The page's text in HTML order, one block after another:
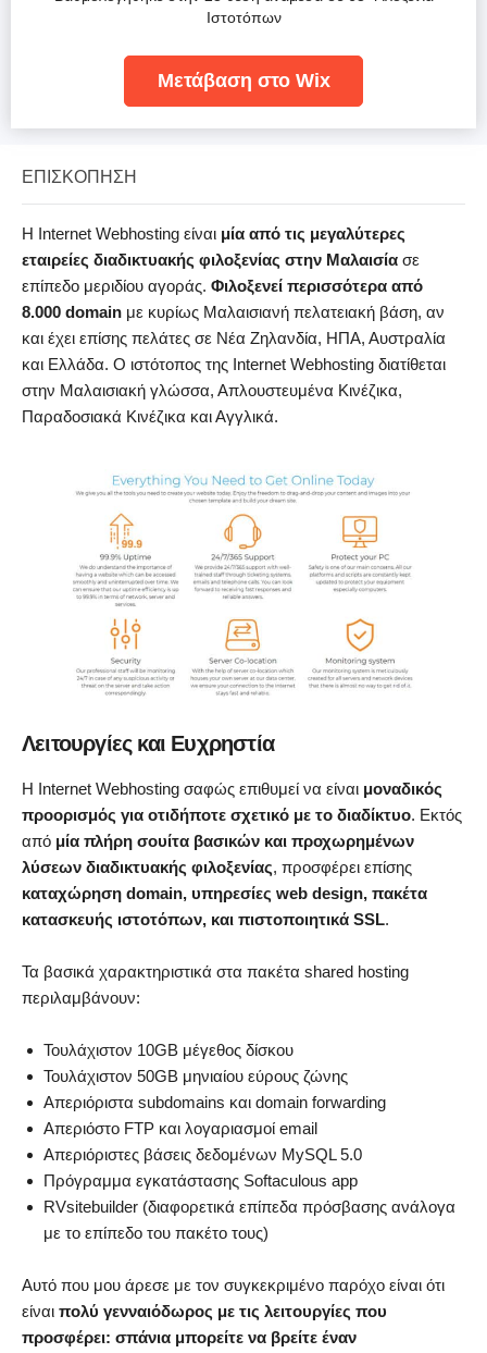
Ιστοτόπων
Μετάβαση στο Wix
ΕΠΙΣΚΌΠΗΣΗ
Η Internet Webhosting είναι μία από τις μεγαλύτερες
εταιρείες διαδικτυακής φιλοξενίας στην Μαλαισία σε
επίπεδο μεριδίου αγοράς. Φιλοξενεί περισσότερα από
8.000 domain με κυρίως Μαλαισιανή πελατειακή βάση, αν
και έχει επίσης πελάτες σε Νέα Ζηλανδία, ΗΠΑ, Αυστραλία
και Ελλάδα. Ο ιστότοπος της Internet Webhosting διατίθεται
στην Μαλαισιακή γλώσσα, Απλουστευμένα Κινέζικα,
Παραδοσιακά Κινέζικα και Αγγλικά.
Λειτουργίες και Ευχρηστία
Η Internet Webhosting σαφώς επιθυμεί να είναι μοναδικός
προορισμός για οτιδήποτε σχετικό με το διαδίκτυο. Εκτός
από μία πλήρη σουίτα βασικών και προχωρημένων
λύσεων διαδικτυακής φιλοξενίας, προσφέρει επίσης
καταχώρηση domain, υπηρεσίες web design, πακέτα
κατασκευής ιστοτόπων, και πιστοποιητικά SSL.
Τα βασικά χαρακτηριστικά στα πακέτα shared hosting
περιλαμβάνουν:
Τουλάχιστον 10GB μέγεθος δίσκου
Τουλάχιστον 50GB μηνιαίου εύρους ζώνης
Απεριόριστα subdomains και domain forwarding
Απεριόστο FTP και λογαριασμοί email
Απεριόριστες βάσεις δεδομένων MySQL 5.0
Πρόγραμμα εγκατάστασης Softaculous app
RVsitebuilder (διαφορετικά επίπεδα πρόσβασης ανάλογα
με το επίπεδο του πακέτο τους)
Αυτό που μου άρεσε με τον συγκεκριμένο παρόχο είναι ότι
είναι πολύ γενναιόδωρος με τις λειτουργίες που
προσφέρει: σπάνια μπορείτε να βρείτε έναν